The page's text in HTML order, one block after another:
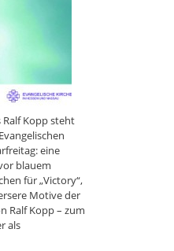
Kopp steht
eine
blauem
für „Victory“,
Motive der
Ralf Kopp – zum
als